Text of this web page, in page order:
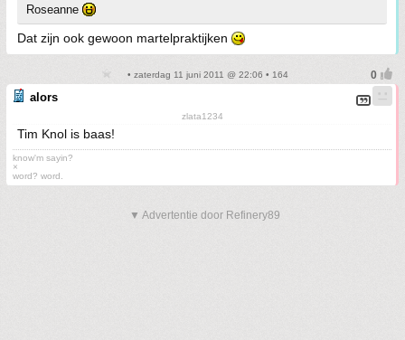
Roseanne
Dat zijn ook gewoon martelpraktijken
• zaterdag 11 juni 2011 @ 22:06 • 164
alors
zlata1234
Tim Knol is baas!
know'm sayin?
×
word? word.
▼ Advertentie door Refinery89